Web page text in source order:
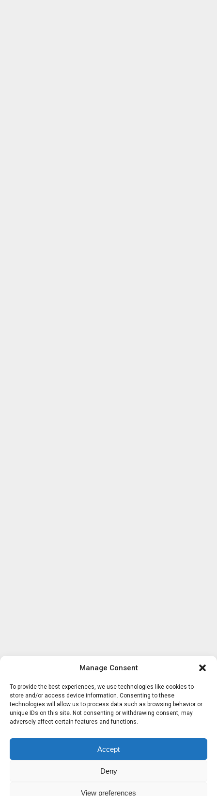
Manage Consent
To provide the best experiences, we use technologies like cookies to
store and/or access device information. Consenting to these
technologies will allow us to process data such as browsing behavior or
unique IDs on this site. Not consenting or withdrawing consent, may
adversely affect certain features and functions.
Accept
Deny
View preferences